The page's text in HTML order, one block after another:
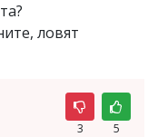
ловят
3 5